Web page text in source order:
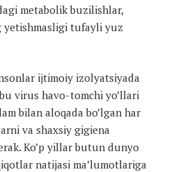
metabolik buzilishlar,
yetishmasligi tufayli yuz
ijtimoiy izolyatsiyada
virus havo-tomchi yo’llari
bilan aloqada bo’lgan har
va shaxsiy gigiena
Ko’p yillar butun dunyo
natijasi ma’lumotlariga